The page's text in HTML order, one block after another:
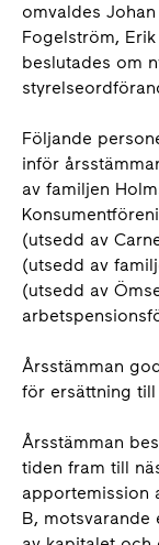
omvaldes
Fogelström,
beslutades om
Följande
inför
av familjen
(utsedd av
(utsedd av
(utsedd av
Årsstämman
för ersättning
Årsstämman
tiden fram till
apportemission
B, motsvarande